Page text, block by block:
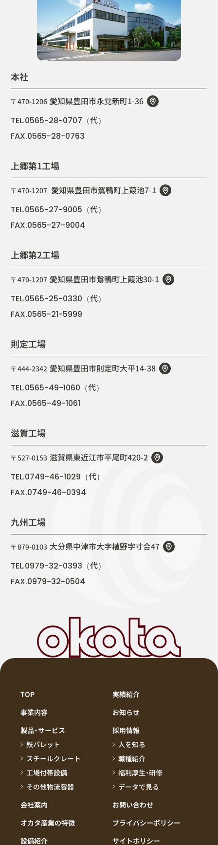
本社
〒470-1206 愛知県豊田市永覚新町1-36
TEL.0565-28-0707（代）
FAX.0565-28-0763
上郷第1工場
〒470-1207 愛知県豊田市鴛鴨町上葭池7-1
TEL.0565-27-9005（代）
FAX.0565-27-9004
上郷第2工場
〒470-1207 愛知県豊田市鴛鴨町上葭池30-1
TEL.0565-25-0330（代）
FAX.0565-21-5999
則定工場
〒444-2342 愛知県豊田市則定町大平14-38
TEL.0565-49-1060（代）
FAX.0565-49-1061
滋賀工場
〒527-0153 滋賀県東近江市平尾町420-2
TEL.0749-46-1029（代）
FAX.0749-46-0394
九州工場
〒879-0103 大分県中津市大字植野字寸合47
TEL.0979-32-0393（代）
FAX.0979-32-0504
TOP
事業内容
製品・サービス
鉄パレット
スチールクレート
工場付帯設備
その他物流容器
会社案内
オカタ産業の特徴
設備紹介
実績紹介
お知らせ
採用情報
人を知る
職種紹介
福利厚生・研修
データで見る
お問い合わせ
プライバシーポリシー
サイトポリシー